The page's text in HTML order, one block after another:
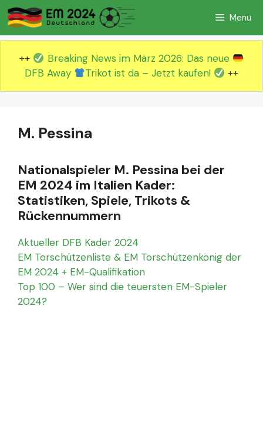
Zum
Inhalt
springen
Menü
++
Breaking News im März 2026: Das neue
DFB Away
Trikot ist da – Jetzt kaufen! ++
M. Pessina
Nationalspieler M. Pessina bei der
EM 2024 im Italien Kader:
Statistiken, Spiele, Trikots &
Rückennummern
Aktueller DFB Kader 2024
EM Torschützenliste & EM Torschützenkönig der
EM 2024 + EM-Qualifikation
Top 100 – Wer sind die teuersten EM-Spieler
2024?